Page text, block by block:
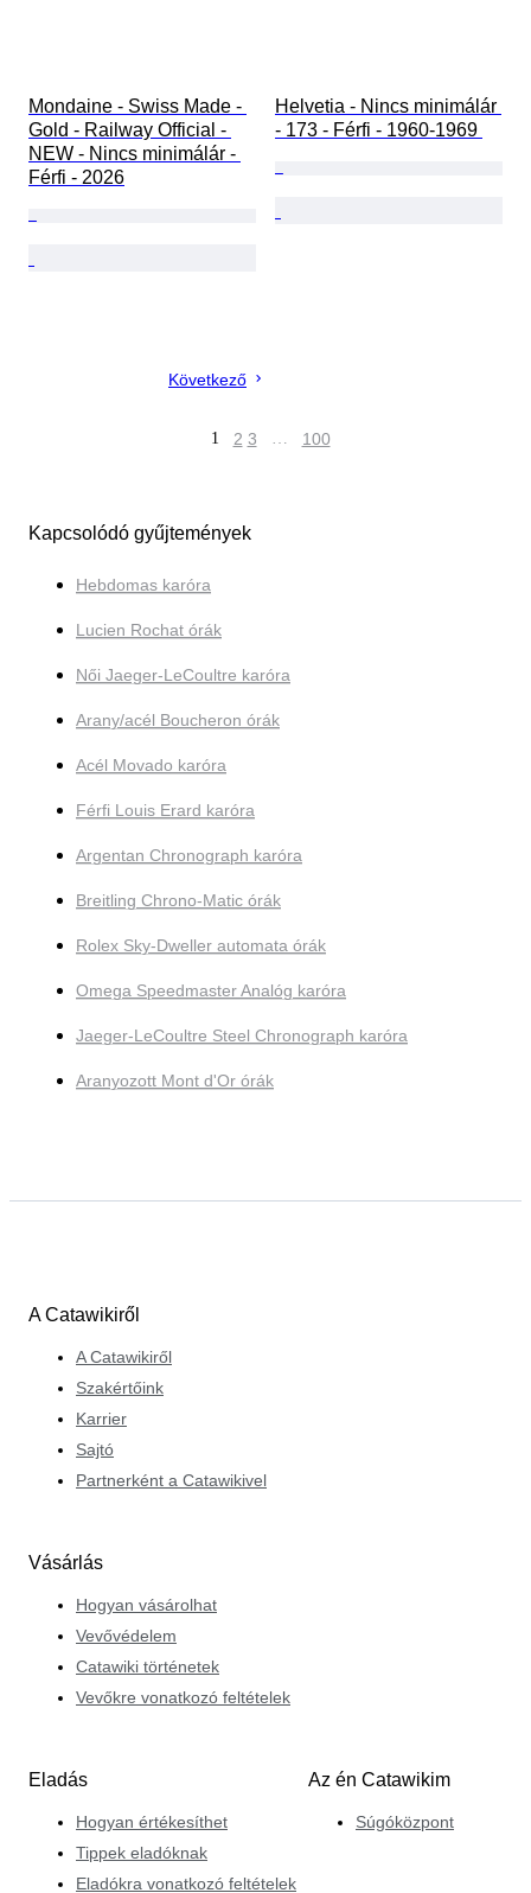
Mondaine - Swiss Made -
Gold - Railway Official -
NEW - Nincs minimálár -
Férfi - 2026
Helvetia - Nincs minimálár
- 173 - Férfi - 1960-1969
Következő
1 2 3 … 100
Kapcsolódó gyűjtemények
Hebdomas karóra
Lucien Rochat órák
Női Jaeger-LeCoultre karóra
Arany/acél Boucheron órák
Acél Movado karóra
Férfi Louis Erard karóra
Argentan Chronograph karóra
Breitling Chrono-Matic órák
Rolex Sky-Dweller automata órák
Omega Speedmaster Analóg karóra
Jaeger-LeCoultre Steel Chronograph karóra
Aranyozott Mont d'Or órák
A Catawikiről
A Catawikiről
Szakértőink
Karrier
Sajtó
Partnerként a Catawikivel
Vásárlás
Hogyan vásárolhat
Vevővédelem
Catawiki történetek
Vevőkre vonatkozó feltételek
Eladás
Hogyan értékesíthet
Tippek eladóknak
Eladókra vonatkozó feltételek
Az én Catawikim
Súgóközpont